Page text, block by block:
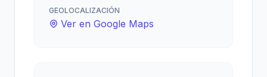
GEOLOCALIZACIÓN
Ver en Google Maps